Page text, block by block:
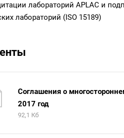
лабораторий APLAC и
лабораторий (ISO 15189)
Соглашения о
2017 год
92,1 Кб